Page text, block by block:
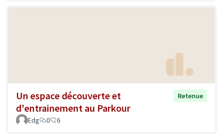
Un espace découverte et
d'entrainement au Parkour
Retenue
Edg 0 6